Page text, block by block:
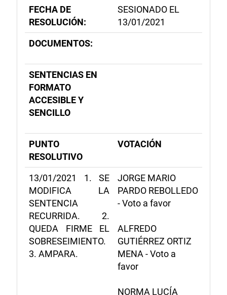
FECHA DE
RESOLUCIÓN:
SESIONADO EL
13/01/2021
DOCUMENTOS:
SENTENCIAS EN
FORMATO
ACCESIBLE Y
SENCILLO
PUNTO
RESOLUTIVO
VOTACIÓN
13/01/2021 1. SE
MODIFICA LA
SENTENCIA
RECURRIDA. 2.
QUEDA FIRME EL
SOBRESEIMIENTO.
3. AMPARA.
JORGE MARIO
PARDO REBOLLEDO
- Voto a favor
ALFREDO
GUTIÉRREZ ORTIZ
MENA - Voto a
favor
NORMA LUCÍA